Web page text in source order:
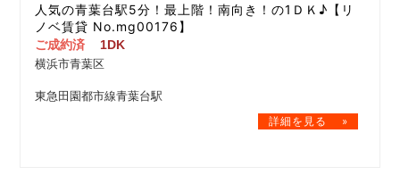
人気の青葉台駅5分！最上階！南向き！の1ＤＫ♪【リ
ノベ賃貸 No.mg00176】
ご成約済
1DK
横浜市青葉区
東急田園都市線青葉台駅